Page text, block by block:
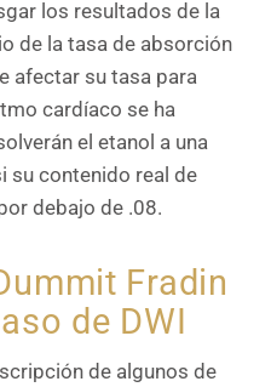
los resultados de la
de la tasa de absorción
afectar su tasa para
cardíaco se ha
el etanol a una
su contenido real de
debajo de .08.
Fradin
de DWI
de algunos de